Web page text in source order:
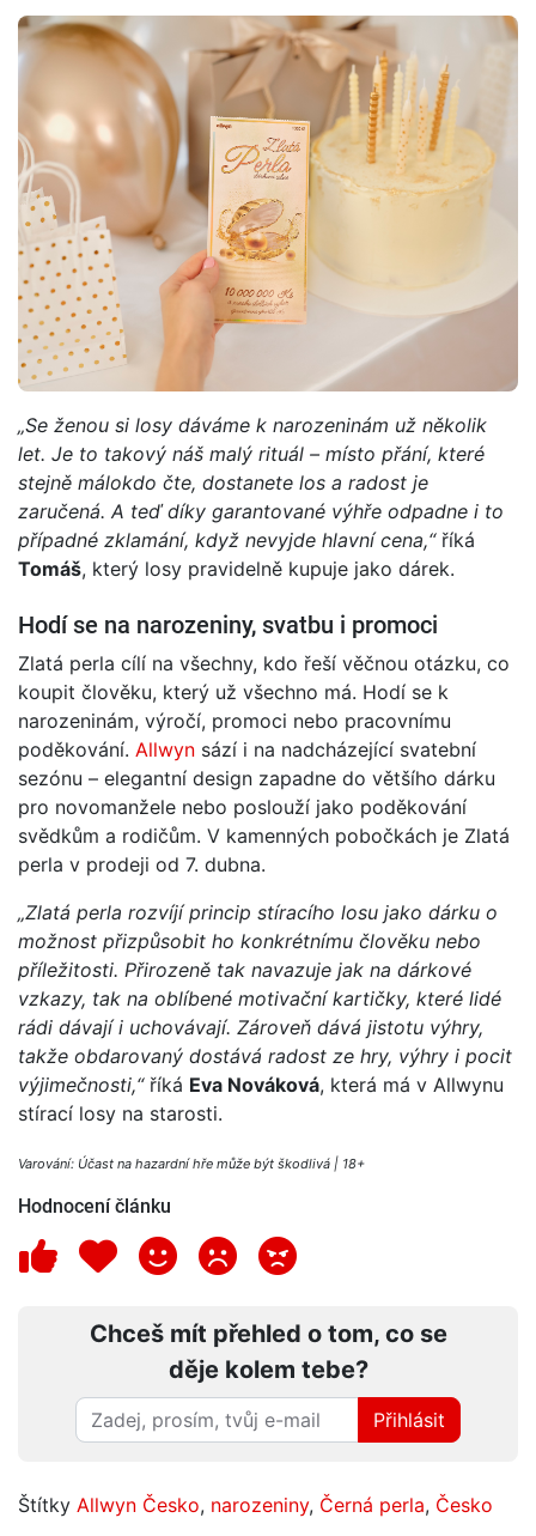
„Se ženou si losy dáváme k narozeninám už několik
let. Je to takový náš malý rituál – místo přání, které
stejně málokdo čte, dostanete los a radost je
zaručená. A teď díky garantované výhře odpadne i to
případné zklamání, když nevyjde hlavní cena,“říká
Tomáš, který losy pravidelně kupuje jako dárek.
Hodí se na narozeniny, svatbu i promoci
Zlatá perla cílí na všechny, kdo řeší věčnou otázku, co
koupit člověku, který už všechno má. Hodí se k
narozeninám, výročí, promoci nebo pracovnímu
poděkování. Allwyn sází i na nadcházející svatební
sezónu – elegantní design zapadne do většího dárku
pro novomanžele nebo poslouží jako poděkování
svědkům a rodičům. V kamenných pobočkách je Zlatá
perla v prodeji od 7. dubna.
„Zlatá perla rozvíjí princip stíracího losu jako dárku o
možnost přizpůsobit ho konkrétnímu člověku nebo
příležitosti. Přirozeně tak navazuje jak na dárkové
vzkazy, tak na oblíbené motivační kartičky, které lidé
rádi dávají i uchovávají. Zároveň dává jistotu výhry,
takže obdarovaný dostává radost ze hry, výhry i pocit
výjimečnosti,“říká Eva Nováková, která má v Allwynu
stírací losy na starosti.
Varování: Účast na hazardní hře může být škodlivá | 18+
Hodnocení článku
Chceš mít přehled o tom, co se
děje kolem tebe?
Přihlásit
Štítky Allwyn Česko, narozeniny, Černá perla, Česko